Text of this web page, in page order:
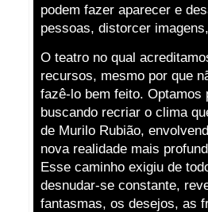
podem fazer aparecer e
pessoas, distorcer
O teatro no qual
recursos, mesmo por que
fazê-lo bem feito. Optamos
buscando recriar o clima
de Murilo Rubião,
nova realidade mais
Esse caminho exigiu de
desnudar-se constante,
fantasmas, os desejos, as